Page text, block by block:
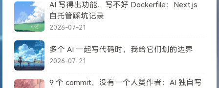
AI 写得出功能，写不好 Dockerfile：Next.js
自托管踩坑记录
2026-07-21
多个 AI 一起写代码时，我给它们划的边界
2026-07-21
9 个 commit，没有一个人类作者：AI 独自写